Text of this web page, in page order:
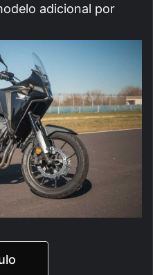
adicional por